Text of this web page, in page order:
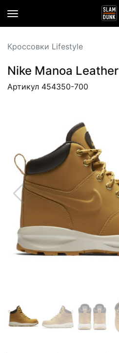
Кроссовки Lifestyle
Nike Manoa Leather
Артикул 454350-700